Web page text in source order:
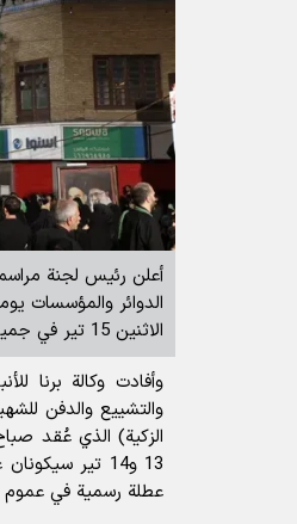
أعلن رئيس لجنة مراسم
الاثنين 15 تير في جميع أنحاء البلاد.
وأفادت وكالة برنا
والتشييع والدفن
الزكية) الذي عُقد
عطلة رسمية في عموم